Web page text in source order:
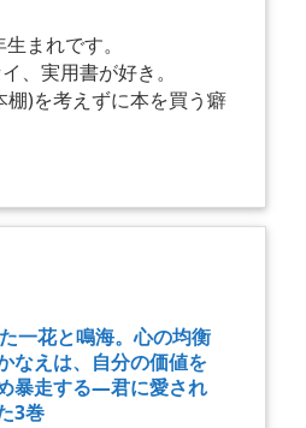
まれです。
、実用書が好き。
棚)を考えずに本を買う癖
一花と鳴海。心の均衡
なえは、自分の価値を
暴走する―君に愛され
3巻